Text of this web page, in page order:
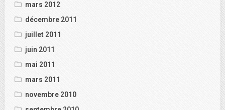
mars 2012
décembre 2011
juillet 2011
juin 2011
mai 2011
mars 2011
novembre 2010